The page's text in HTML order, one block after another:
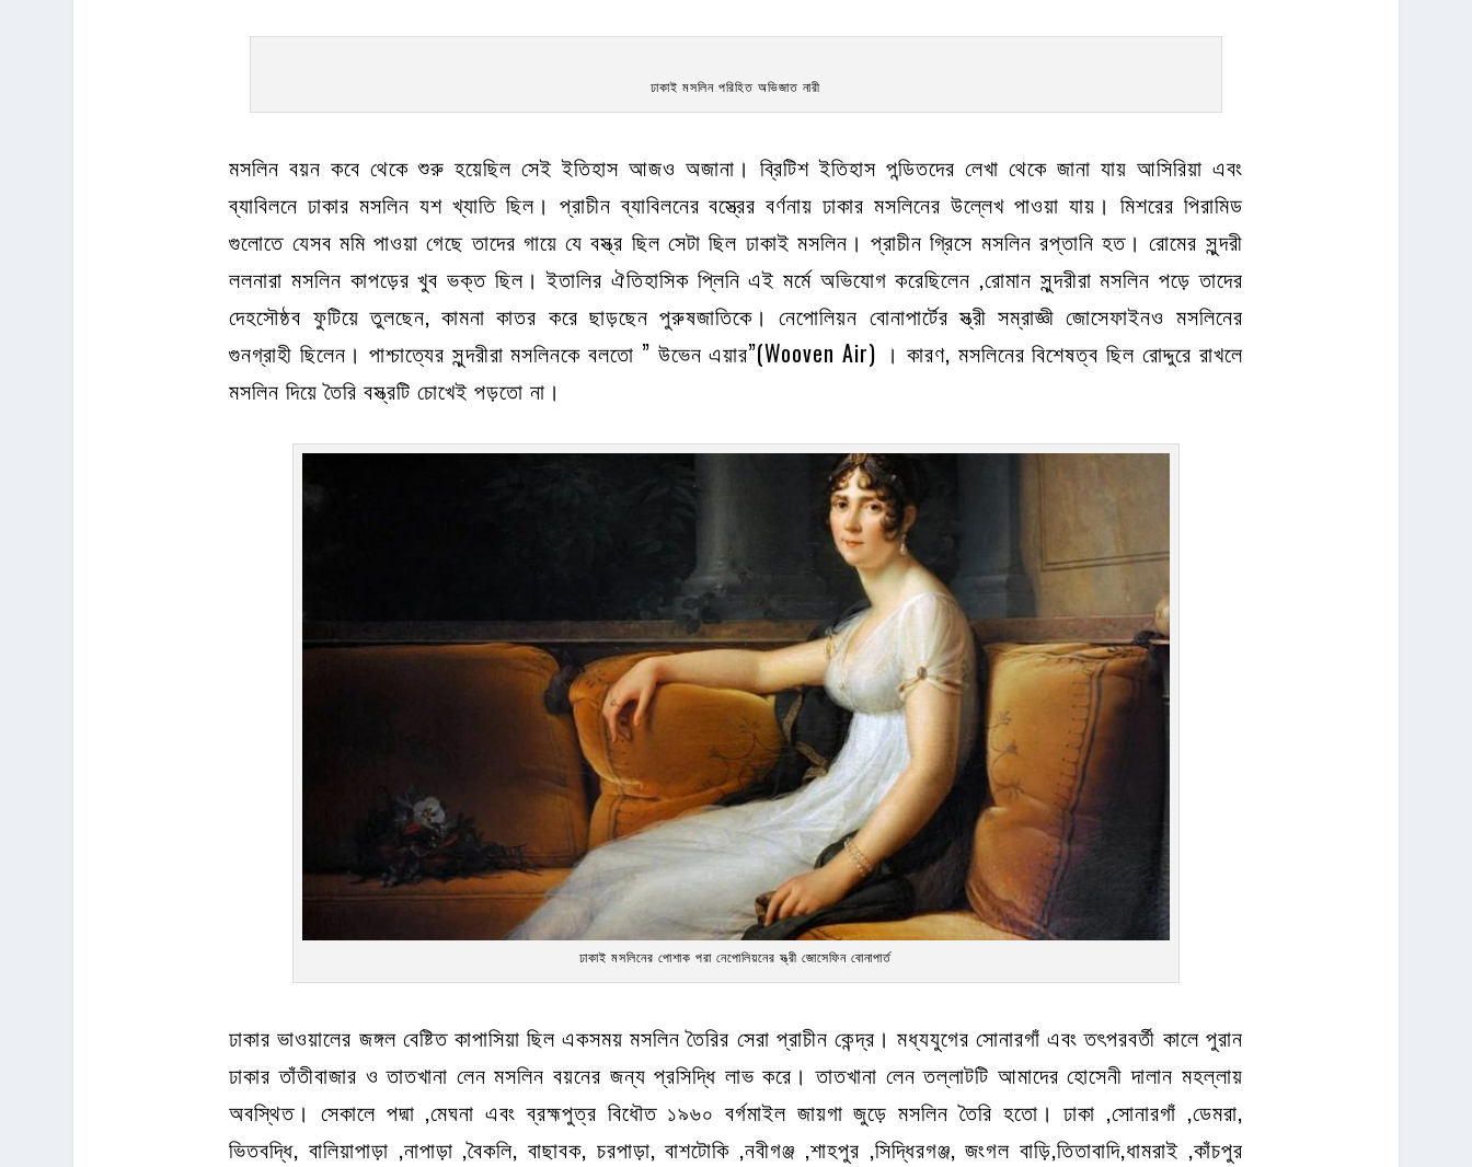
ঢাকাই মসলিন পরিহিত অভিজাত নারী
মসলিন বয়ন কবে থেকে শুরু হয়েছিল সেই ইতিহাস আজও অজানা। ব্রিটিশ ইতিহাস পন্ডিতদের লেখা থেকে জানা যায় আসিরিয়া এবং
ব্যাবিলনে ঢাকার মসলিন যশ খ্যাতি ছিল। প্রাচীন ব্যাবিলনের বস্ত্রের বর্ণনায় ঢাকার মসলিনের উল্লেখ পাওয়া যায়। মিশরের পিরামিড
গুলোতে যেসব মমি পাওয়া গেছে তাদের গায়ে যে বস্ত্র ছিল সেটা ছিল ঢাকাই মসলিন। প্রাচীন গ্রিসে মসলিন রপ্তানি হত। রোমের সুন্দরী
ললনারা মসলিন কাপড়ের খুব ভক্ত ছিল। ইতালির ঐতিহাসিক প্লিনি এই মর্মে অভিযোগ করেছিলেন ,রোমান সুন্দরীরা মসলিন পড়ে তাদের
দেহসৌষ্ঠব ফুটিয়ে তুলছেন, কামনা কাতর করে ছাড়ছেন পুরুষজাতিকে। নেপোলিয়ন বোনাপার্টের স্ত্রী সম্রাজ্ঞী জোসেফাইনও মসলিনের
গুনগ্রাহী ছিলেন। পাশ্চাত্যের সুন্দরীরা মসলিনকে বলতো ” উভেন এয়ার”(Wooven Air) । কারণ, মসলিনের বিশেষত্ব ছিল রোদ্দুরে রাখলে
মসলিন দিয়ে তৈরি বস্ত্রটি চোখেই পড়তো না।
ঢাকাই মসলিনের পোশাক পরা নেপোলিয়নের স্ত্রী জোসেফিন বোনাপার্ত
ঢাকার ভাওয়ালের জঙ্গল বেষ্টিত কাপাসিয়া ছিল একসময় মসলিন তৈরির সেরা প্রাচীন কেন্দ্র। মধ্যযুগের সোনারগাঁ এবং তৎপরবর্তী কালে পুরান
ঢাকার তাঁতীবাজার ও তাতখানা লেন মসলিন বয়নের জন্য প্রসিদ্ধি লাভ করে। তাতখানা লেন তল্লাটটি আমাদের হোসেনী দালান মহল্লায়
অবস্থিত। সেকালে পদ্মা ,মেঘনা এবং ব্রহ্মপুত্র বিধৌত ১৯৬০ বর্গমাইল জায়গা জুড়ে মসলিন তৈরি হতো। ঢাকা ,সোনারগাঁ ,ডেমরা,
ভিতবদ্ধি, বালিয়াপাড়া ,নাপাড়া ,বৈকলি, বাছাবক, চরপাড়া, বাশটোকি ,নবীগঞ্জ ,শাহপুর ,সিদ্ধিরগঞ্জ, জংগল বাড়ি,তিতাবাদি,ধামরাই ,কাঁচপুর